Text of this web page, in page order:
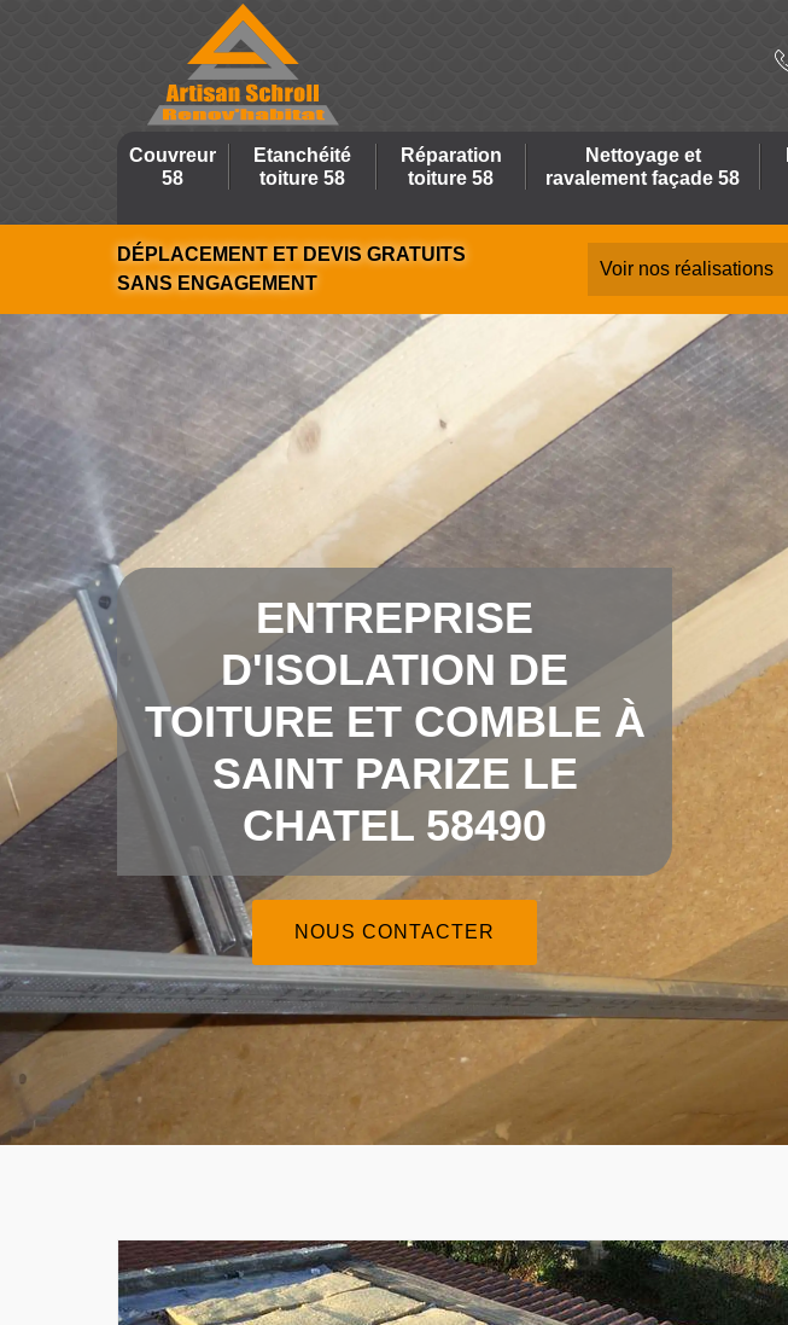
Couvreur
58
Etanchéité
toiture 58
Réparation
toiture 58
Nettoyage et
ravalement façade 58
DÉPLACEMENT ET DEVIS GRATUITS
SANS ENGAGEMENT
Voir nos réalisations
ENTREPRISE
D'ISOLATION DE
TOITURE ET COMBLE À
SAINT PARIZE LE
CHATEL 58490
NOUS CONTACTER